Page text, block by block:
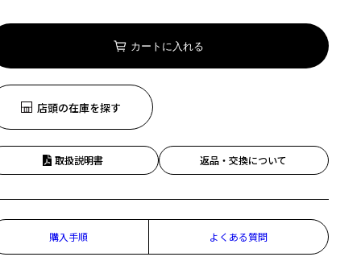
カートに入れる
店頭の在庫を探す
取扱説明書 返品・交換について
購入手順 よくある質問